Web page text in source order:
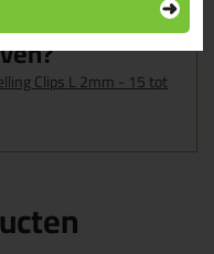
Clips L 2mm - 15 tot